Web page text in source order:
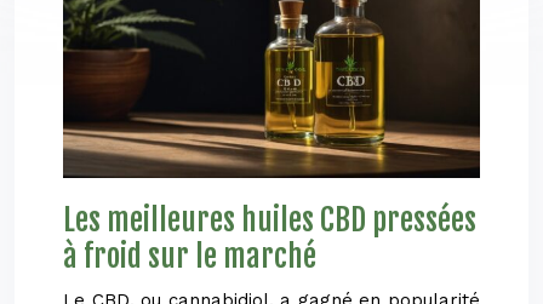
Les meilleures huiles CBD pressées
à froid sur le marché